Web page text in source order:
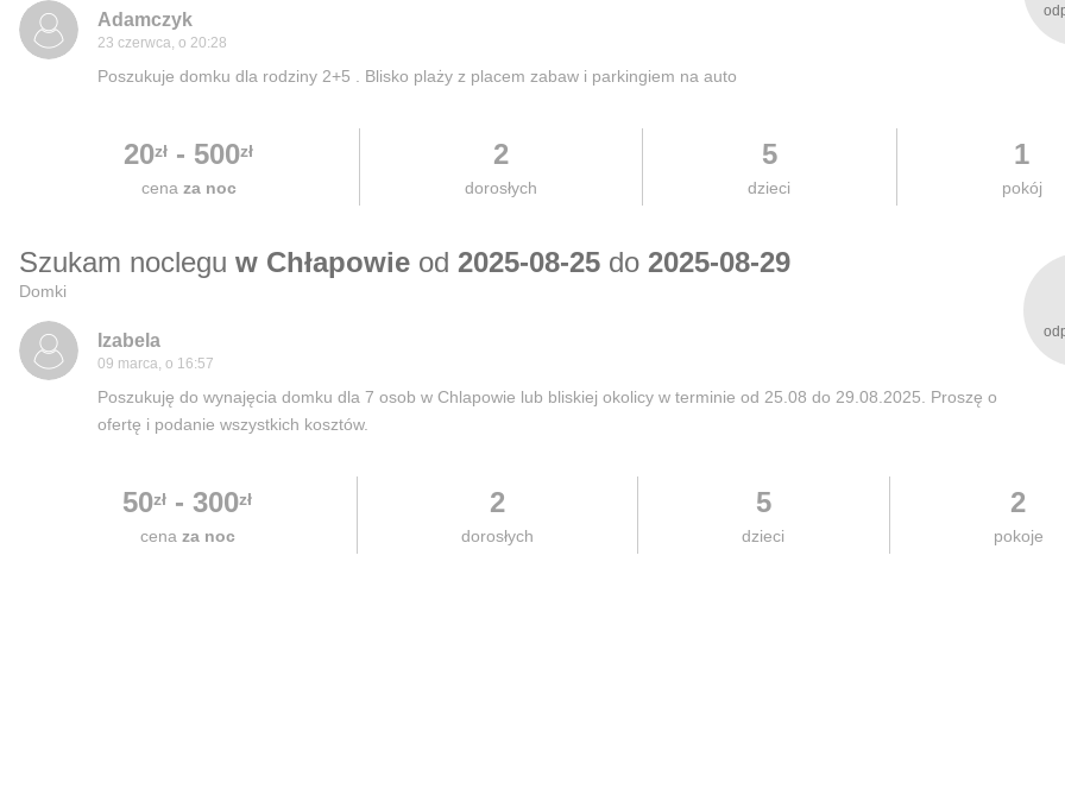
Adamczyk
23 czerwca, o 20:28
Poszukuje domku dla rodziny 2+5 . Blisko plaży z placem zabaw i parkingiem na auto
20zł - 500zł
cena za noc
2
dorosłych
5
dzieci
1
pokój
Szukam noclegu w Chłapowie od 2025-08-25 do 2025-08-29
Domki
Izabela
09 marca, o 16:57
Poszukuję do wynajęcia domku dla 7 osob w Chlapowie lub bliskiej okolicy w terminie od 25.08 do 29.08.2025. Proszę o
ofertę i podanie wszystkich kosztów.
50zł -300zł
cena za noc
2
dorosłych
5
dzieci
2
pokoje